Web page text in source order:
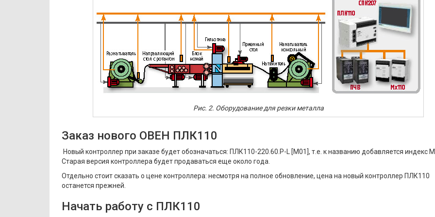
Рис. 2. Оборудование для резки металла
Заказ нового ОВЕН ПЛК110
Новый контроллер при заказе будет обозначаться: ПЛК110-220.60.Р-L [М01], т.е. к названию добавляется индекс
Старая версия контроллера будет продаваться еще около года.
Отдельно стоит сказать о цене контроллера: несмотря на полное обновление, цена на новый контроллер ПЛК110
останется прежней.
Начать работу с ПЛК110